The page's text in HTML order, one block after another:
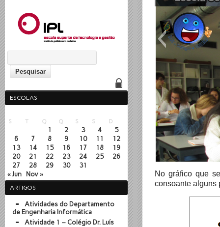
No gráfico que
consoante alguns
ESCOLAS
S
T Q Q S S D
1 2 3 4
5
6
7 8 9 10 11
12
13
14 15 16 17 18
19
20
21 22 23 24 25
26
27
28 29 30
31
« Jun
Nov »
ARTIGOS
Atividades do Departamento
de Engenharia Informática
Atividade 1 – Colégio Dr. Luís